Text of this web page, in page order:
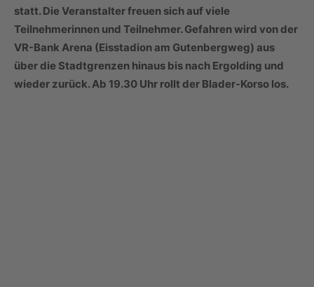
statt. Die Veranstalter freuen sich auf viele
Teilnehmerinnen und Teilnehmer. Gefahren wird von der
VR-Bank Arena (Eisstadion am Gutenbergweg) aus
über die Stadtgrenzen hinaus bis nach Ergolding und
wieder zurück. Ab 19.30 Uhr rollt der Blader-Korso los.